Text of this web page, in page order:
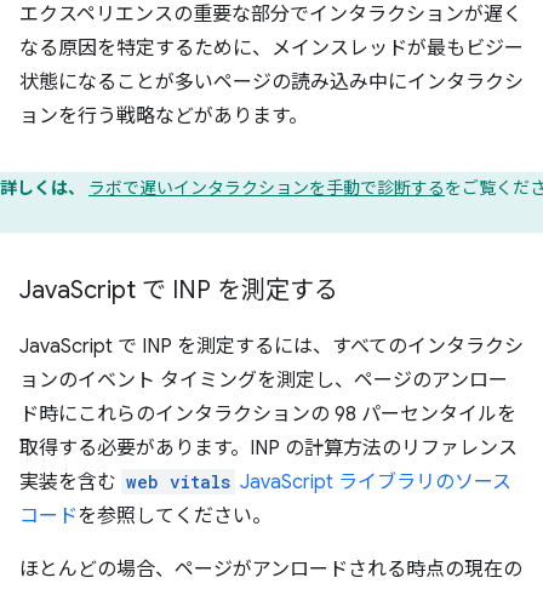
エクスペリエンスの重要な部分でインタラクションが遅く
なる原因を特定するために、メインスレッドが最もビジー
状態になることが多いページの読み込み中にインタラクシ
ョンを行う戦略などがあります。
詳しくは、 ラボで遅いインタラクションを手動で診断するをご覧くだ
JavaScript で INP を測定する
JavaScript で INP を測定するには、すべてのインタラクシ
ョンのイベント タイミングを測定し、ページのアンロー
ド時にこれらのインタラクションの 98 パーセンタイルを
取得する必要があります。INP の計算方法のリファレンス
実装を含む web vitals JavaScript ライブラリのソース
コードを参照してください。
ほとんどの場合、ページがアンロードされる時点の現在の